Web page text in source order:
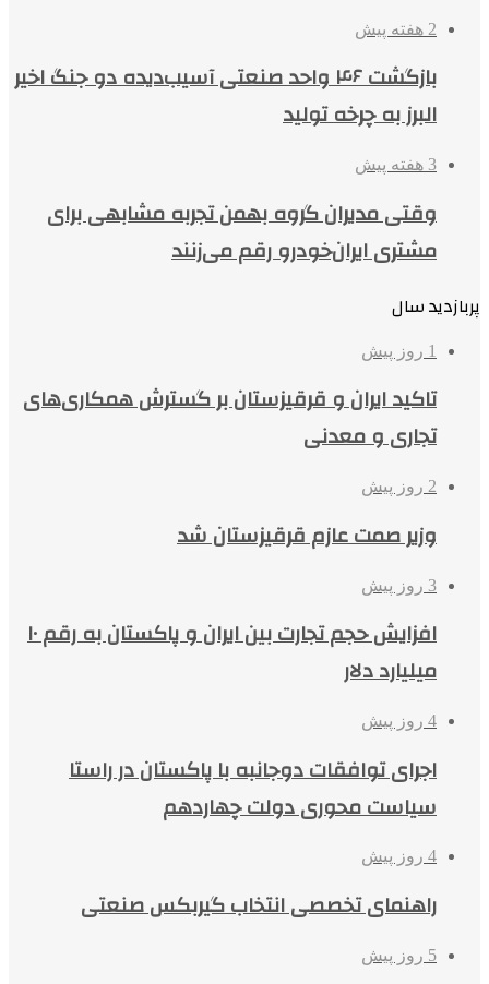
2 هفته پیش
بازگشت ۴۶ واحد صنعتی آسیب‌دیده دو جنگ اخیر
البرز به چرخه تولید
3 هفته پیش
وقتی مدیران گروه بهمن تجربه مشابهی برای
مشتری ایران‌خودرو رقم می‌زنند
پربازدید سال
1 روز پیش
تاکید ایران و قرقیزستان بر گسترش همکاری‌های
تجاری و معدنی
2 روز پیش
وزیر صمت عازم قرقیزستان شد
3 روز پیش
افزایش حجم تجارت بین ایران و پاکستان به رقم ۱۰
میلیارد دلار
4 روز پیش
اجرای توافقات دوجانبه با پاکستان در راستا
سیاست محوری دولت چهاردهم
4 روز پیش
راهنمای تخصصی انتخاب گیربکس صنعتی
5 روز پیش